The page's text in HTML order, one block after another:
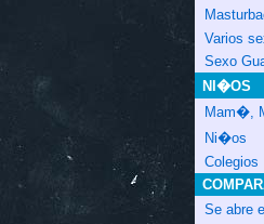
Varios
Sexo
NI�OS
Mam�,
Ni�os
Colegios
Se abre